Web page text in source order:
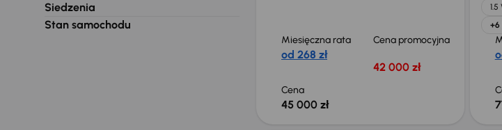
Siedzenia
Stan samochodu
Miesięczna rata
od 268 zł
Cena promocyjna
42 000 zł
Cena
45 000 zł
+6
Taniej o 500 zł